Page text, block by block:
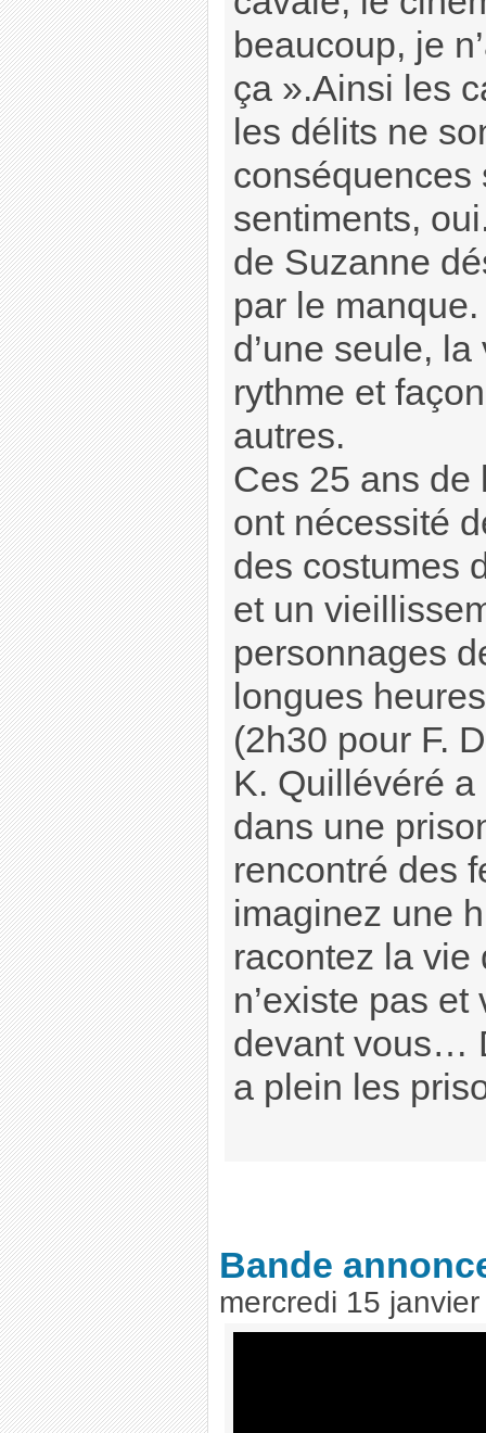
beaucoup, je
ça ».Ainsi les
les délits ne
conséquences
sentiments,
de Suzanne
par le
d’une seule,
rythme et
autres.
Ces 25 ans de
ont nécessité
des costumes
et un
personnages
longues
(2h30 pour F.
K. Quillévéré
dans une
rencontré des
imaginez une
racontez la vie
n’existe pas et
devant vous…
a plein les
Bande
mercredi 15